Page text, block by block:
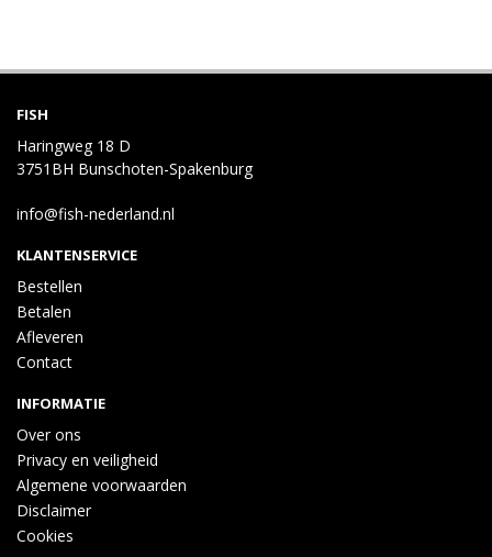
FISH
Haringweg 18 D
3751BH Bunschoten-Spakenburg
info@fish-nederland.nl
KLANTENSERVICE
Bestellen
Betalen
Afleveren
Contact
INFORMATIE
Over ons
Privacy en veiligheid
Algemene voorwaarden
Disclaimer
Cookies